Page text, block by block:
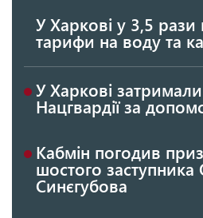
У Харкові у 3,5 рази
тарифи на воду та
У Харкові
Нацгвардії за
Кабмін погодив
шостого заступника
Синєгубова